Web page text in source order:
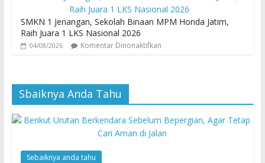
SMKN 1 Jenangan, Sekolah Binaan MPM Honda Jatim,
Raih Juara 1 LKS Nasional 2026
04/08/2026 Komentar Dinonaktifkan
Sbaiknya Anda Tahu
Sebaiknya anda tahu